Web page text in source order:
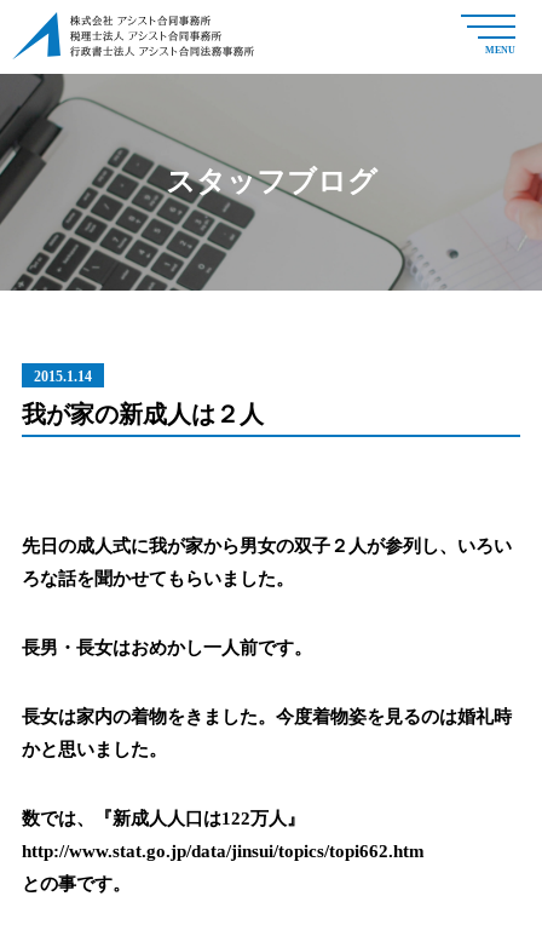
MENU
スタッフブログ
2015.1.14
我が家の新成人は２人
先日の成人式に我が家から男女の双子２人が参列し、いろい
ろな話を聞かせてもらいました。
長男・長女はおめかし一人前です。
長女は家内の着物をきました。今度着物姿を見るのは婚礼時
かと思いました。
数では、『新成人人口は122万人』
http://www.stat.go.jp/data/jinsui/topics/topi662.htm
との事です。